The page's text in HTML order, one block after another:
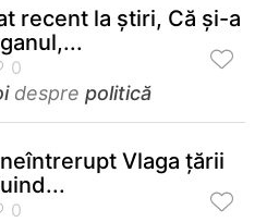
recent la ştiri, Că şi-a
despre politică
Vlaga ţării